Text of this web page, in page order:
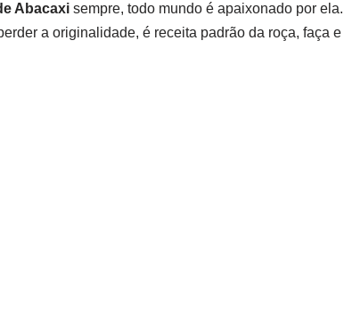
Abacaxi sempre, todo mundo é apaixonado por ela.
a originalidade, é receita padrão da roça, faça e